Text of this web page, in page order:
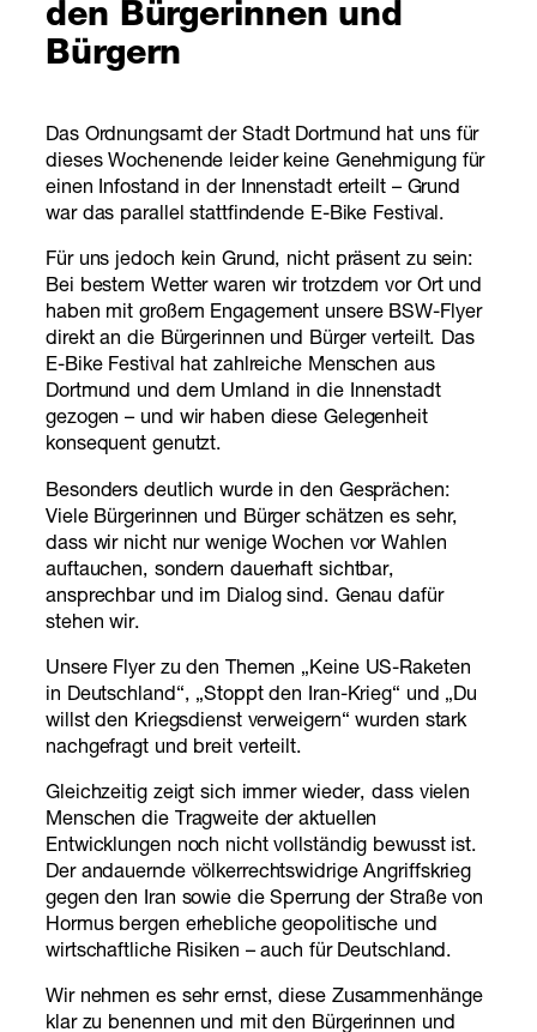
den Bürgerinnen und
Bürgern
Das Ordnungsamt der Stadt Dortmund hat uns für
dieses Wochenende leider keine Genehmigung für
einen Infostand in der Innenstadt erteilt – Grund
war das parallel stattfindende E-Bike Festival.
Für uns jedoch kein Grund, nicht präsent zu sein:
Bei bestem Wetter waren wir trotzdem vor Ort und
haben mit großem Engagement unsere BSW-Flyer
direkt an die Bürgerinnen und Bürger verteilt. Das
E-Bike Festival hat zahlreiche Menschen aus
Dortmund und dem Umland in die Innenstadt
gezogen – und wir haben diese Gelegenheit
konsequent genutzt.
Besonders deutlich wurde in den Gesprächen:
Viele Bürgerinnen und Bürger schätzen es sehr,
dass wir nicht nur wenige Wochen vor Wahlen
auftauchen, sondern dauerhaft sichtbar,
ansprechbar und im Dialog sind. Genau dafür
stehen wir.
Unsere Flyer zu den Themen „Keine US-Raketen
in Deutschland“, „Stoppt den Iran-Krieg“ und „Du
willst den Kriegsdienst verweigern“ wurden stark
nachgefragt und breit verteilt.
Gleichzeitig zeigt sich immer wieder, dass vielen
Menschen die Tragweite der aktuellen
Entwicklungen noch nicht vollständig bewusst ist.
Der andauernde völkerrechtswidrige Angriffskrieg
gegen den Iran sowie die Sperrung der Straße von
Hormus bergen erhebliche geopolitische und
wirtschaftliche Risiken – auch für Deutschland.
Wir nehmen es sehr ernst, diese Zusammenhänge
klar zu benennen und mit den Bürgerinnen und